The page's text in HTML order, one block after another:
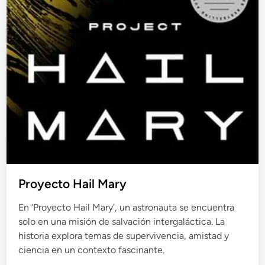
Proyecto Hail Mary
En ‘Proyecto Hail Mary’, un astronauta se encuentra
solo en una misión de salvación intergaláctica. La
historia explora temas de supervivencia, amistad y
ciencia en un contexto fascinante.